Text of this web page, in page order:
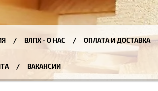
ВЛПХ - О НАС ОПЛАТА И ДОСТАВКА
ВАКАНСИИ